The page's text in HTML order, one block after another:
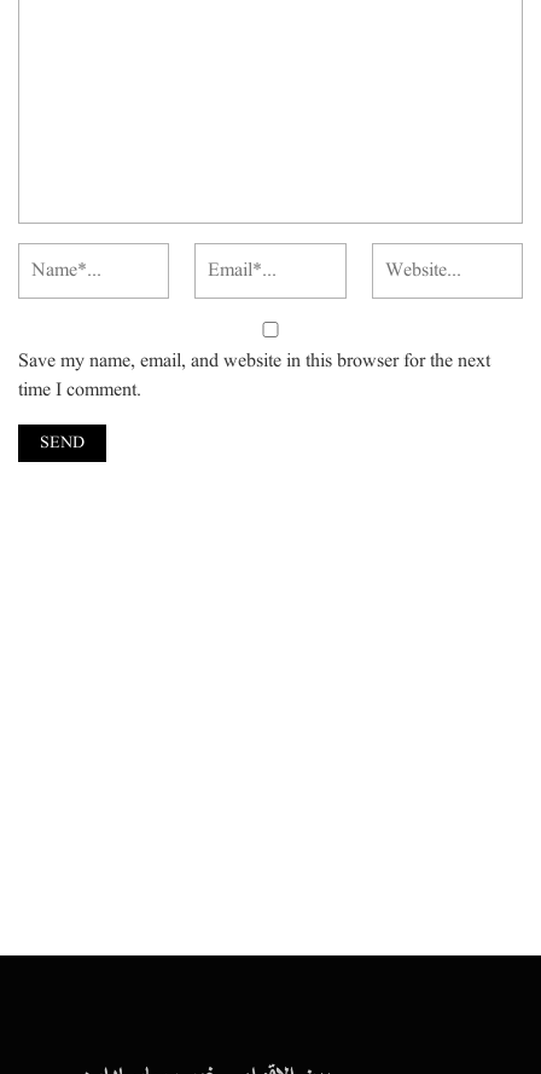
Save my name, email, and website in this browser for the next
time I comment.